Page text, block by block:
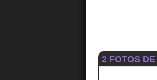
2 FOTOS DE